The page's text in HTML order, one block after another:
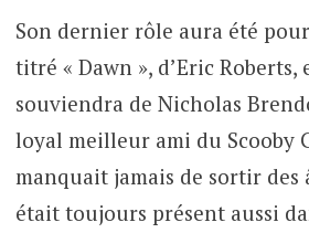
Son dernier rôle aura été
titré « Dawn », d’Eric Roberts,
souviendra de Nicholas
loyal meilleur ami du Scooby
manquait jamais de sortir des
était toujours présent aussi